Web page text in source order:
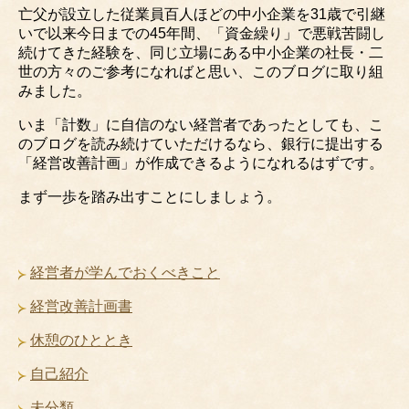
亡父が設立した従業員百人ほどの中小企業を31歳で引継
いで以来今日までの45年間、「資金繰り」で悪戦苦闘し
続けてきた経験を、同じ立場にある中小企業の社長・二
世の方々のご参考になればと思い、このブログに取り組
みました。
いま「計数」に自信のない経営者であったとしても、こ
のブログを読み続けていただけるなら、銀行に提出する
「経営改善計画」が作成できるようになれるはずです。
まず一歩を踏み出すことにしましょう。
経営者が学んでおくべきこと
経営改善計画書
休憩のひととき
自己紹介